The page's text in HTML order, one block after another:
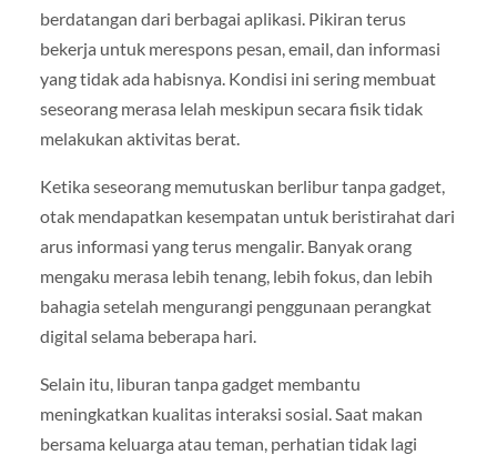
berdatangan dari berbagai aplikasi. Pikiran terus
bekerja untuk merespons pesan, email, dan informasi
yang tidak ada habisnya. Kondisi ini sering membuat
seseorang merasa lelah meskipun secara fisik tidak
melakukan aktivitas berat.
Ketika seseorang memutuskan berlibur tanpa gadget,
otak mendapatkan kesempatan untuk beristirahat dari
arus informasi yang terus mengalir. Banyak orang
mengaku merasa lebih tenang, lebih fokus, dan lebih
bahagia setelah mengurangi penggunaan perangkat
digital selama beberapa hari.
Selain itu, liburan tanpa gadget membantu
meningkatkan kualitas interaksi sosial. Saat makan
bersama keluarga atau teman, perhatian tidak lagi